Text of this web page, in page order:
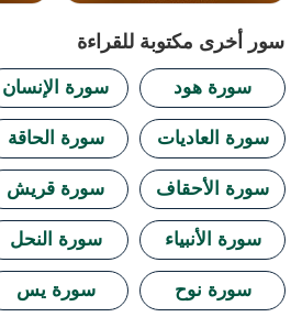
سور أخرى مكتوبة للقراءة
سورة الإنسان سورة هود
سورة الحاقة سورة العاديات
سورة قريش سورة الأحقاف
سورة النحل سورة الأنبياء
سورة يس سورة نوح